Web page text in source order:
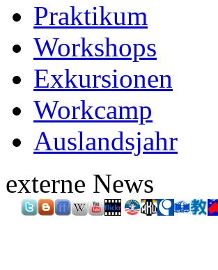
Praktikum
Workshops
Exkursionen
Workcamp
Auslandsjahr
externe News